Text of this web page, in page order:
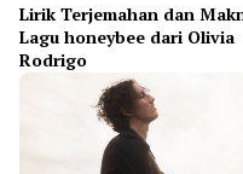
Lirik Terjemahan dan
Lagu honeybee dari Olivia
Rodrigo